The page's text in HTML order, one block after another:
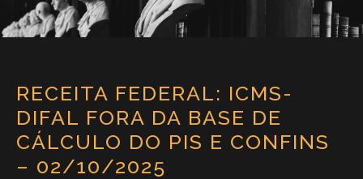
RECEITA FEDERAL: ICMS-
DIFAL FORA DA BASE DE
CÁLCULO DO PIS E CONFINS
– 02/10/2025